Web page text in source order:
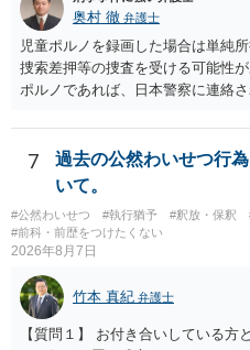
奥村 徹 弁護士
児童ポルノを録画した場合は単純
捜索差押等の捜査を受ける可能性
ポルノであれば、日本警察に連
るなり、警察に相談するなり、検
7
過去の公然わいせつ行
いて。
#公然わいせつ #執行猶予 #釈放・保釈
#前科・前歴をつけたくない
2026年8月7日
竹本 真紀 弁護士
【質問１】 お付き合いしている